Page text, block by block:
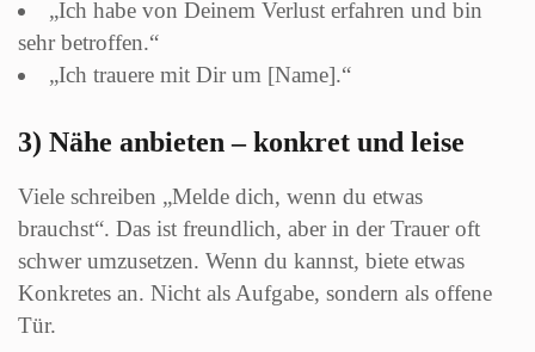
„Ich habe von Deinem Verlust erfahren und bin
sehr betroffen.“
„Ich trauere mit Dir um [Name].“
3) Nähe anbieten – konkret und leise
Viele schreiben „Melde dich, wenn du etwas
brauchst“. Das ist freundlich, aber in der Trauer oft
schwer umzusetzen. Wenn du kannst, biete etwas
Konkretes an. Nicht als Aufgabe, sondern als offene
Tür.